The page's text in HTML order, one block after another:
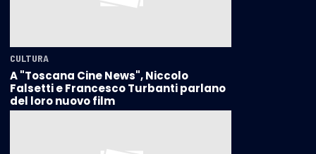
CULTURA
A "Toscana Cine News", Niccolo
Falsetti e Francesco Turbanti parlano
del loro nuovo film